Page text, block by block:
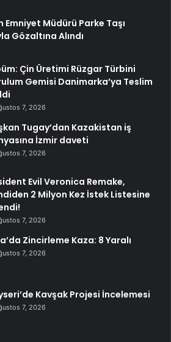
Emniyet Müdürü Parke Taşı
Gözaltına Alındı
Çin Üretimi Rüzgar Türbini
Gemisi Danimarka’ya Teslim
7, 2026
Tugay’dan Kazakistan iş
İzmir daveti
7, 2026
Evil Veronica Remake,
2 Milyon Kez İstek Listesine
7, 2026
Zincirleme Kaza: 8 Yaralı
7, 2026
Kavşak Projesi İncelemesi
7, 2026